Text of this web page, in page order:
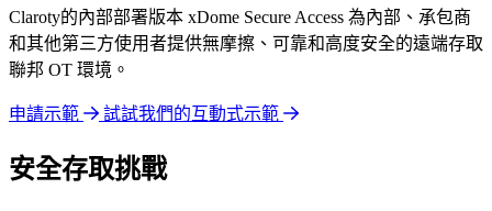
Claroty的內部部署版本 xDome Secure Access 為內部、承包商
和其他第三方使用者提供無摩擦、可靠和高度安全的遠端存取
聯邦 OT 環境。
申請示範 試試我們的互動式示範
安全存取挑戰